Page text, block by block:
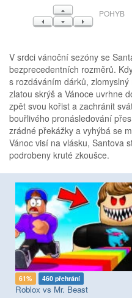
NAHORU
VLEVODOLŮVPRAVO
POHYB
V srdci vánoční sezóny se
bezprecedentních rozměrů.
s rozdáváním dárků,
zlatou skrýš a Vánoce uvrhne
zpět svou kořist a zachránit
bouřlivého pronásledování
zrádné překážky a vyhýbá se
Vánoc visí na vlásku, Santova
podrobeny kruté zkoušce.
61% 460 přehrání
Roblox vs Mr. Beast